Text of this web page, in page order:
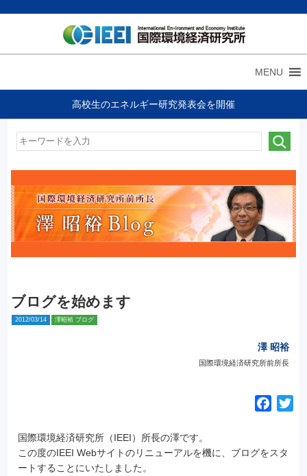
MENU
高校生のエネルギー研究発表会を開催
ブログを始めます
2012/03/14 澤昭裕 ブログ
澤 昭裕
国際環境経済研究所前所長
e
国際環境経済研究所（IEEI）所長の澤です。
この度のIEEI Webサイトのリニューアルを機に、ブログをスタ
ートすることにいたしました。